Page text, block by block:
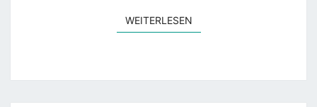
WEITERLESENWEITERLESEN